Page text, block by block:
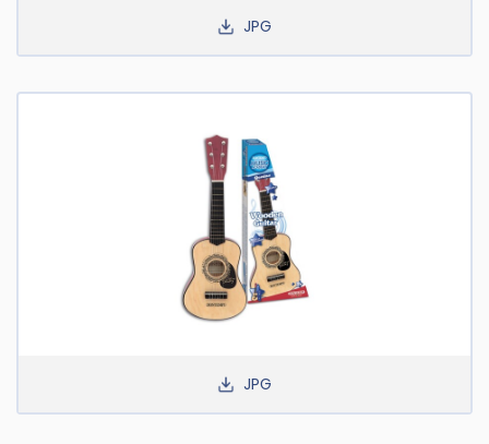
JPG
JPG